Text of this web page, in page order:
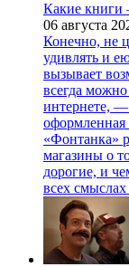
Какие книги
06 августа
Конечно, не
удивлять и
вызывает
всегда
интернете, —
оформленная
«Фонтанка»
магазины о
дорогие, и
всех